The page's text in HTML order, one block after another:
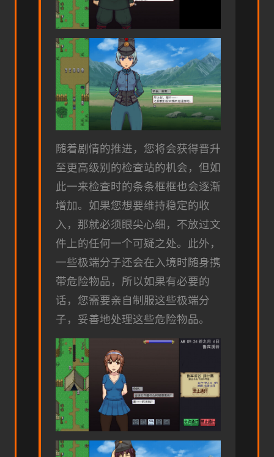
随着剧情的推进，您将会获得晋升
至更高级别的检查站的机会，但如
此一来检查时的条条框框也会逐渐
增加。如果您想要维持稳定的收
入，那就必须眼尖心细，不放过文
件上的任何一个可疑之处。此外，
一些极端分子还会在入境时随身携
带危险物品，所以如果有必要的
话，您需要亲自制服这些极端分
子，妥善地处理这些危险物品。